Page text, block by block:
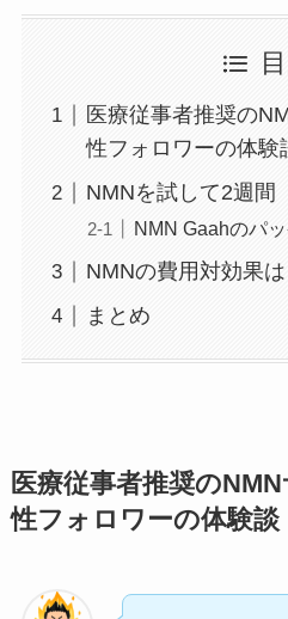
医療従事者推奨の
性フォロワーの体験
NMNを試して2週間
NMN Gaahのパ
NMNの費用対効果は
まとめ
医療従事者推奨の
性フォロワーの体験談